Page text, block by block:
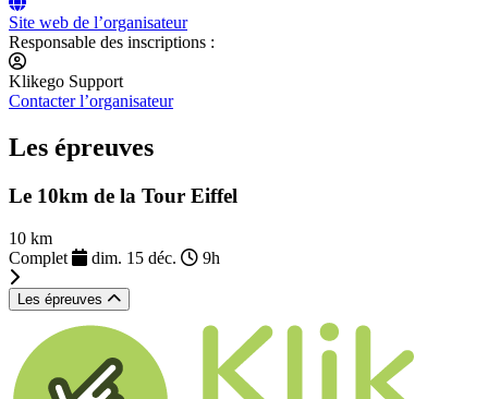
Site web de l’organisateur
Responsable des inscriptions :
Klikego Support
Contacter l’organisateur
Les épreuves
Le 10km de la Tour Eiffel
10 km
Complet
dim. 15 déc. 9h
Les épreuves